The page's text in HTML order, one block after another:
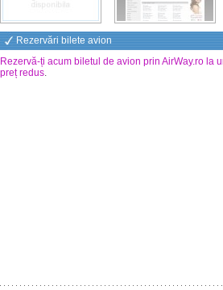
Rezervări bilete avion
Rezervă-ți acum biletul de avion prin AirWay.ro la
preț redus.